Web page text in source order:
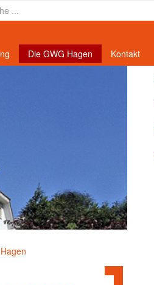
Die GWG Hagen Kontakt